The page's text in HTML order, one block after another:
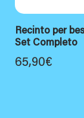
Recinto per
Set Completo
65,90€